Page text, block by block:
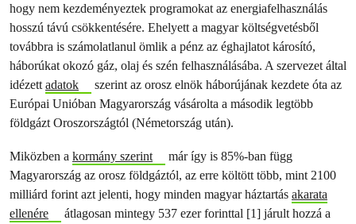
hogy nem kezdeményeztek programokat az energiafelhasználás
hosszú távú csökkentésére. Ehelyett a magyar költségvetésből
továbbra is számolatlanul ömlik a pénz az éghajlatot károsító,
háborúkat okozó gáz, olaj és szén felhasználásába. A szervezet által
idézettadatok
szerint az orosz elnök háborújának kezdete óta az
Európai Unióban Magyarország vásárolta a második legtöbb
földgázt Oroszországtól (Németország után).
Miközben a kormány szerint
már így is 85%-ban függ
Magyarország az orosz földgáztól, az erre költött több, mint 2100
milliárd forint azt jelenti, hogy minden magyar háztartás akarata
ellenére
átlagosan mintegy 537 ezer forinttal [1] járult hozzá a